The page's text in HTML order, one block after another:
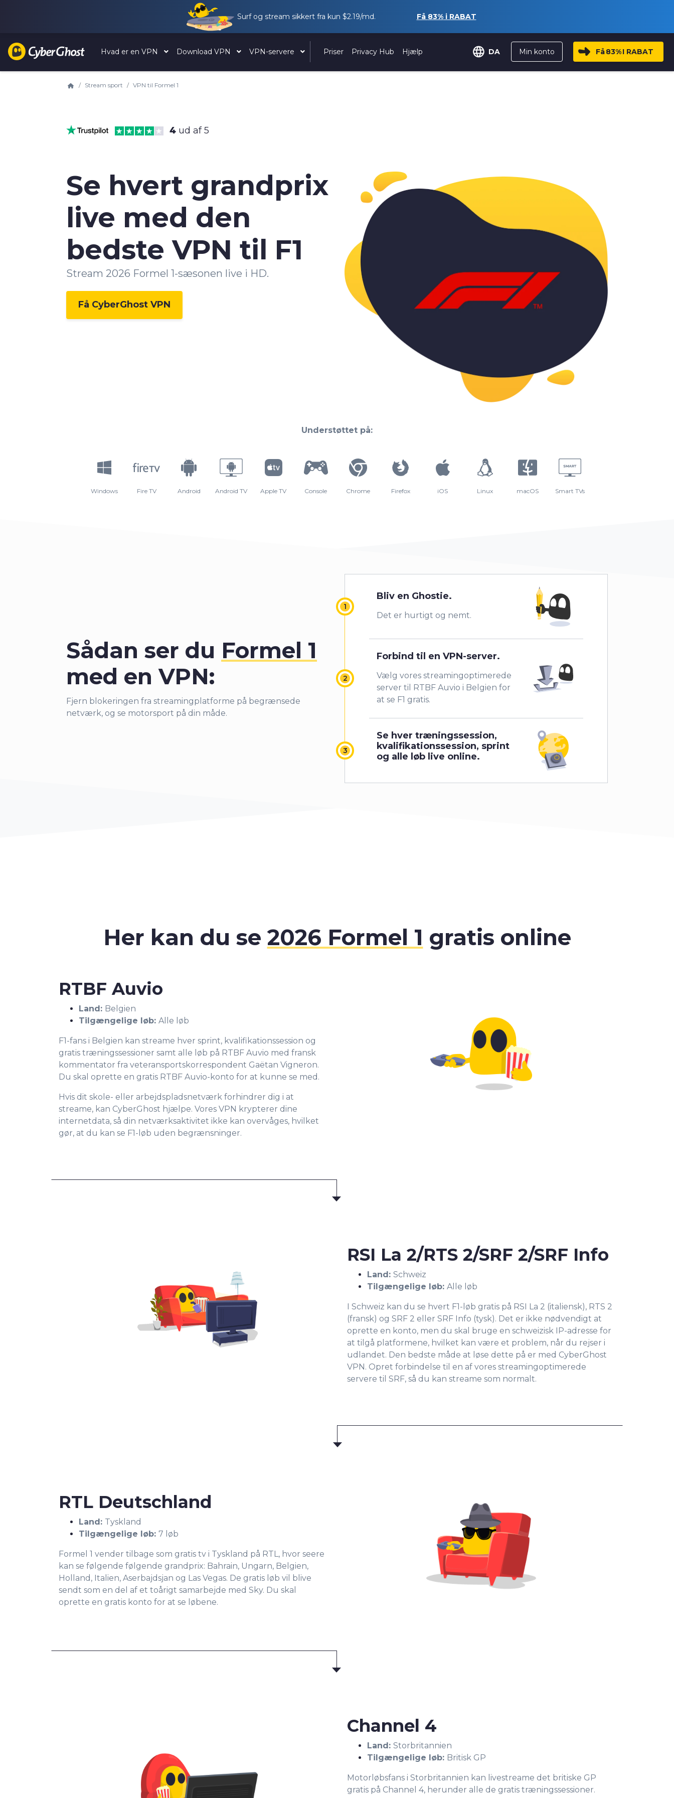
Surf og stream sikkert fra kun $2.19/md. Få 83%i RABAT
Hvad er en VPN Download VPN VPN-servere Priser Privacy Hub Hjælp DA Min konto Få83%I RABAT
Stream sport VPN til Formel 1
4 ud af 5
Se hvert grandprix
live med den
bedste VPN til F1
Stream 2026 Formel 1-sæsonen live i HD.
Få CyberGhost VPN
Understøttet på:
Windows Fire TV Android Android TV Apple TV Console Chrome Firefox iOS Linux macOS Smart TVs
Sådan ser du Formel 1
med en VPN:
Fjern blokeringen fra streamingplatforme på begrænsede
netværk, og se motorsport på din måde.
Bliv en Ghostie.
Det er hurtigt og nemt.
Forbind til en VPN-server.
Vælg vores streamingoptimerede
server til RTBF Auvio i Belgien for
at se F1 gratis.
Se hver træningssession,
kvalifikationssession, sprint
og alle løb live online.
Her kan du se2026 Formel 1 gratis online
RTBF Auvio
Land: Belgien
Tilgængelige løb: Alle løb
F1-fans i Belgien kan streame hver sprint, kvalifikationssession og
gratis træningssessioner samt alle løb på RTBF Auvio med fransk
kommentator fra veteransportskorrespondent Gaëtan Vigneron.
Du skal oprette en gratis RTBF Auvio-konto for at kunne se med.
Hvis dit skole- eller arbejdspladsnetværk forhindrer dig i at
streame, kan CyberGhost hjælpe. Vores VPN krypterer dine
internetdata, så din netværksaktivitet ikke kan overvåges, hvilket
gør, at du kan se F1-løb uden begrænsninger.
RSI La 2/RTS 2/SRF 2/SRF Info
Land: Schweiz
Tilgængelige løb: Alle løb
I Schweiz kan du se hvert F1-løb gratis på RSI La 2 (italiensk), RTS 2
(fransk) og SRF 2 eller SRF Info (tysk). Det er ikke nødvendigt at
oprette en konto, men du skal bruge en schweizisk IP-adresse for
at tilgå platformene, hvilket kan være et problem, når du rejser i
udlandet. Den bedste måde at løse dette på er med CyberGhost
VPN. Opret forbindelse til en af vores streamingoptimerede
servere til SRF, så du kan streame som normalt.
RTL Deutschland
Land: Tyskland
Tilgængelige løb: 7 løb
Formel 1 vender tilbage som gratis tv i Tyskland på RTL, hvor seere
kan se følgende følgende grandprix: Bahrain, Ungarn, Belgien,
Holland, Italien, Aserbajdsjan og Las Vegas. De gratis løb vil blive
sendt som en del af et toårigt samarbejde med Sky. Du skal
oprette en gratis konto for at se løbene.
Channel 4
Land: Storbritannien
Tilgængelige løb: Britisk GP
Motorløbsfans i Storbritannien kan livestreame det britiske GP
gratis på Channel 4, herunder alle de gratis træningssessioner.